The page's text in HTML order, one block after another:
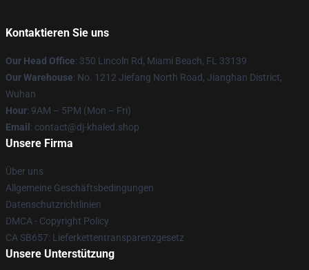
Kontaktieren Sie uns
Our Head Office: 350 Lincoln Rd, Miami Beach, FL 33139
Our Warehouse: No. 1212 Jiefang North Road, Jianghan District,
Wuhan
Hour: 9AM – 5PM (Mon – Fri)
Email : contact@dj-khaled.shop
Unsere Firma
Über uns
Allgemeine Geschäftsbedingungen
Datenschutzrichtlinien
DMCA - Copyright Policy
CA SB657: Lieferkettentransparenzgesetz
Unsere Unterstützung